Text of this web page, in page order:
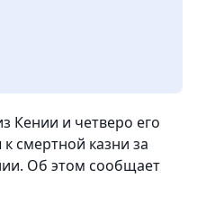
Кении и четверо его
смертной казни за
Об этом сообщает